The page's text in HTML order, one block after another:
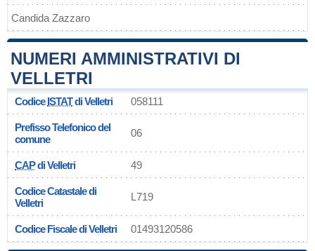
Candida Zazzaro
NUMERI AMMINISTRATIVI DI
VELLETRI
CodiceISTATdi Velletri 058111
Prefisso Telefonico del
comune
06
CAPdi Velletri 49
Codice Catastale di
Velletri
L719
Codice Fiscale di Velletri 01493120586